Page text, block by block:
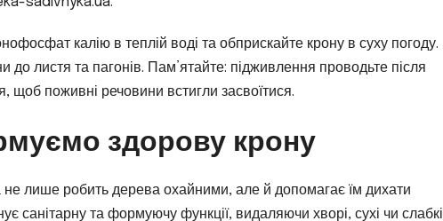
калію в теплій воді та обприскайте крону в суху погоду.
листя та пагонів. Пам’ятайте: підживлення проводьте після
поживні речовини встигли засвоїтися.
здорову крону
лише робить дерева охайними, але й допомагає їм дихати
санітарну та формуючу функції, видаляючи хворі, сухі чи слабкі